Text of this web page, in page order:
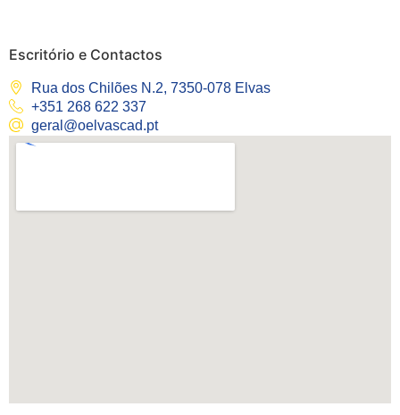
Escritório e Contactos
Rua dos Chilões N.2, 7350-078 Elvas
+351 268 622 337
geral@oelvascad.pt